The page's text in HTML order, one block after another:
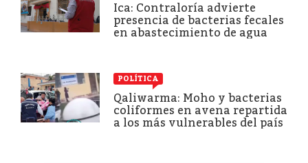
Ica: Contraloría advierte
presencia de bacterias fecales
en abastecimiento de agua
POLÍTICA
Qaliwarma: Moho y bacterias
coliformes en avena repartida
a los más vulnerables del país